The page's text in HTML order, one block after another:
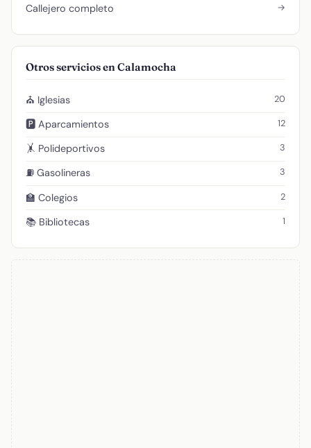
Callejero completo →
Otros servicios en Calamocha
⛪ Iglesias 20
🅿️ Aparcamientos 12
🤸 Polideportivos 3
⛽ Gasolineras 3
🏫 Colegios 2
📚 Bibliotecas 1